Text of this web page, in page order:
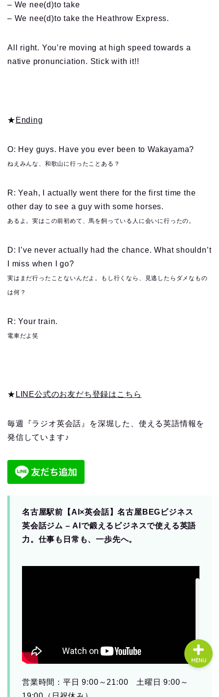
– We nee(d)to take
– We nee(d)to take the Heathrow Express.
All right. You’re moving at high speed towards a
native pronunciation. Stick with it!!
★ Ending
O: Hey guys. Have you ever been to Wakayama?
ねえみんな、和歌山に行ったことある？
R: Yeah, I actually went there for the first time the
other day to see a guy with some horses.
あるよ。実はこの前初めて、馬を飼っている人に会いに行ったの。
D: I’ve never actually had the chance. What shouldn’t
I miss when I go?
実はまだ行ったことないんだよ。もし行くなら、見逃したらダメなもの
は何？
R: Your train.
電車だよ笑
★ LINE公式のお友だち登録はこちら
毎週『ラジオ英会話』を深堀した、使える英語情報を
発信しています♪
名古屋駅前【AI×英会話】名古屋BEGビジネス
英会話ジム – AIで鍛えるビジネスで使える英語
力。仕事も日常も、一歩先へ。
営業時間：平日 9:00～21:00 土曜日 9:00～
MENU
About us
コース・料金
よくある質問